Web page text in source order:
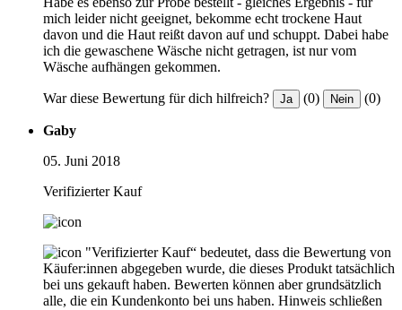
mich leider nicht geeignet, bekomme echt trockene Haut
davon und die Haut reißt davon auf und schuppt. Dabei habe
ich die gewaschene Wäsche nicht getragen, ist nur vom
Wäsche aufhängen gekommen.
War diese Bewertung für dich hilfreich? Ja (0) Nein (0)
Gaby
05. Juni 2018
Verifizierter Kauf
"Verifizierter Kauf“ bedeutet, dass die Bewertung von
Käufer:innen abgegeben wurde, die dieses Produkt tatsächlich
bei uns gekauft haben. Bewerten können aber grundsätzlich
alle, die ein Kundenkonto bei uns haben. Hinweis schließen